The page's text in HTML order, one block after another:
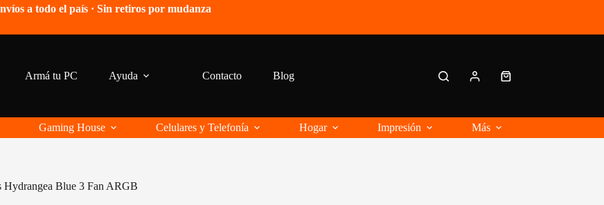
a todo el país · Sin retiros por mudanza
Armá tu PC Ayuda Contacto Blog
Carro
Gaming House Celulares y Telefonía Hogar Impresión Más
Hydrangea Blue 3 Fan ARGB